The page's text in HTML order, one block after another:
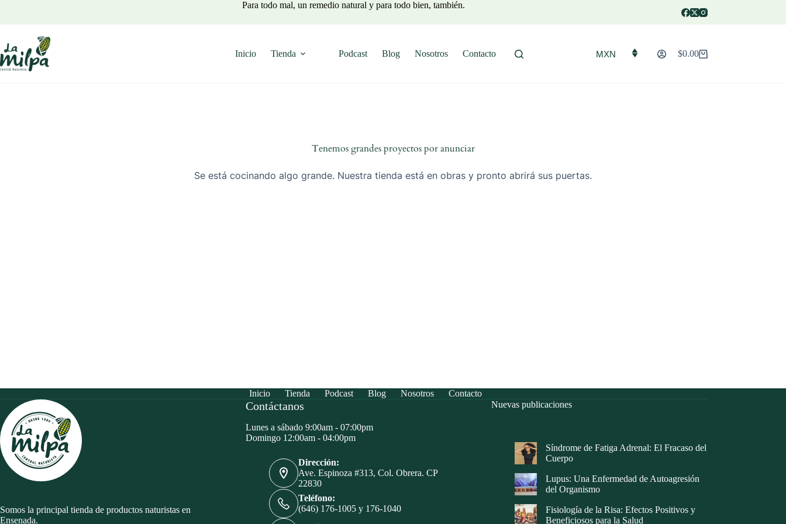
Para todo mal, un remedio natural y para todo bien, también.
Inicio Tienda Podcast Blog Nosotros Contacto MXN
Carro
$0.00
Tenemos grandes proyectos por anunciar
Se está cocinando algo grande. Nuestra tienda está en obras y pronto abrirá sus puertas.
Inicio Tienda Podcast Blog Nosotros Contacto
Somos la principal tienda de productos naturistas en
Ensenada.
Contáctanos
Lunes a sábado 9:00am - 07:00pm
Domingo 12:00am - 04:00pm
Dirección:
Ave. Espinoza #313, Col. Obrera. CP
22830
Teléfono:
(646) 176-1005 y 176-1040
Nuevas publicaciones
Síndrome de Fatiga Adrenal: El Fracaso del
Cuerpo
Lupus: Una Enfermedad de Autoagresión
del Organismo
Fisiología de la Risa: Efectos Positivos y
Beneficiosos para la Salud